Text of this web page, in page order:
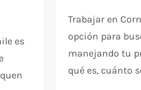
es
Trabajar en
opción para
manejando tu
qué es, cuánto